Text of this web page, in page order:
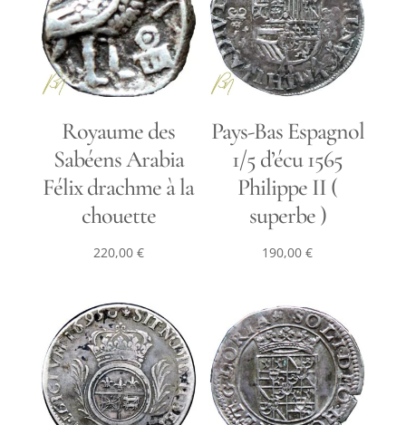
Royaume des
Sabéens Arabia
Félix drachme à la
chouette
220,00 €
Pays-Bas Espagnol
1/5 d’écu 1565
Philippe II (
superbe )
190,00€